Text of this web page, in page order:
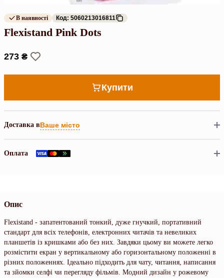
В наявності Код: 5060213016811
Flexistand Pink Dots
273 ₴
Купити
Доставка вВаше місто
Оплата
Опис
Flexistand - запатентований тонкий, дуже гнучкий, портативний
стандарт для всіх телефонів, електронних читачів та невеликих
планшетів із кришками або без них. Завдяки цьому ви можете легко
розмістити екран у вертикальному або горизонтальному положенні в
різних положеннях. Ідеально підходить для чату, читання, написання
та зйомки селфі чи перегляду фільмів. Модний дизайн у рожевому